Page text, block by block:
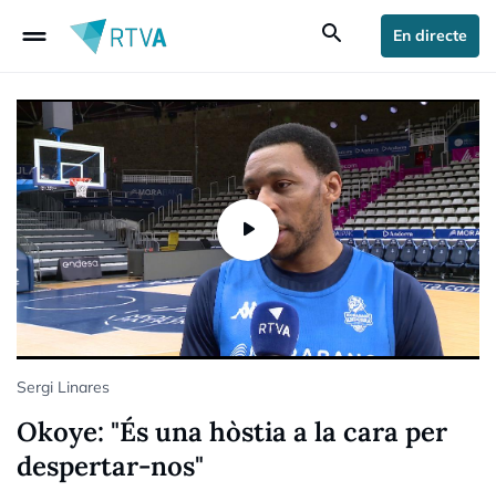
drag_handle search En directe
Sergi Linares
Okoye: "És una hòstia a la cara per
despertar-nos"